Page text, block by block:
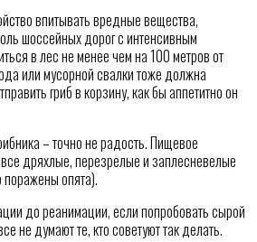
впитывать вредные вещества,
шоссейных дорог с интенсивным
в лес не менее чем на 100 метров от
или мусорной свалки тоже должна
гриб в корзину, как бы аппетитно он
– точно не радость. Пищевое
дряхлые, перезрелые и заплесневелые
опята).
до реанимации, если попробовать сырой
не думают те, кто советуют так делать.